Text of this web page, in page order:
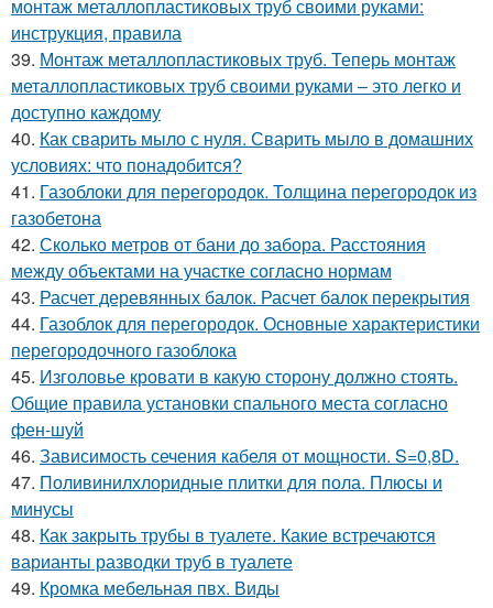
монтаж металлопластиковых труб своими руками:
инструкция, правила
39. Монтаж металлопластиковых труб. Теперь монтаж
металлопластиковых труб своими руками – это легко и
доступно каждому
40. Как сварить мыло с нуля. Сварить мыло в домашних
условиях: что понадобится?
41. Газоблоки для перегородок. Толщина перегородок из
газобетона
42. Сколько метров от бани до забора. Расстояния
между объектами на участке согласно нормам
43. Расчет деревянных балок. Расчет балок перекрытия
44. Газоблок для перегородок. Основные характеристики
перегородочного газоблока
45. Изголовье кровати в какую сторону должно стоять.
Общие правила установки спального места согласно
фен-шуй
46. Зависимость сечения кабеля от мощности. S=0,8D.
47. Поливинилхлоридные плитки для пола. Плюсы и
минусы
48. Как закрыть трубы в туалете. Какие встречаются
варианты разводки труб в туалете
49. Кромка мебельная пвх. Виды